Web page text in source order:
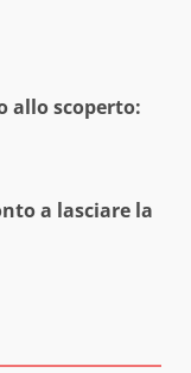
allo scoperto:
a lasciare la